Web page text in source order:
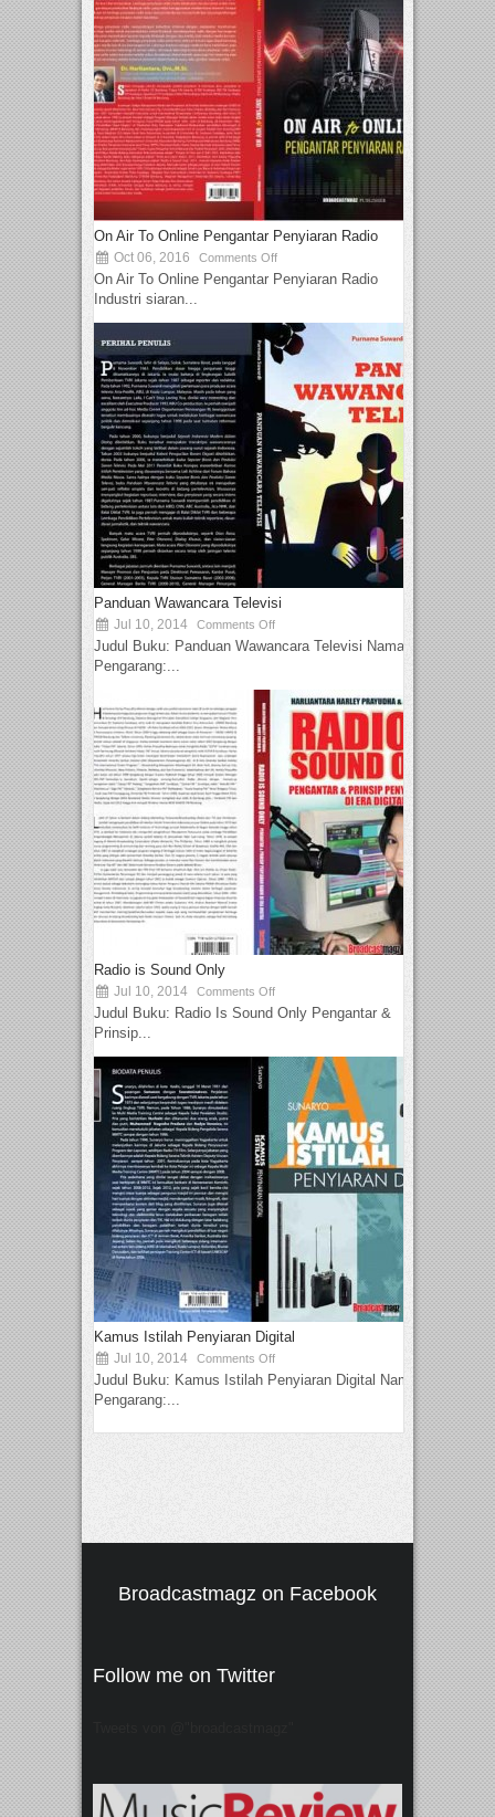
On Air To Online Pengantar Penyiaran Radio
Oct 06, 2016 Comments Off
On Air To Online Pengantar Penyiaran Radio
Industri siaran...
Panduan Wawancara Televisi
Jul 10, 2014 Comments Off
Judul Buku: Panduan Wawancara Televisi Nama
Pengarang:...
Radio is Sound Only
Jul 10, 2014 Comments Off
Judul Buku: Radio Is Sound Only Pengantar &
Prinsip...
Kamus Istilah Penyiaran Digital
Jul 10, 2014 Comments Off
Judul Buku: Kamus Istilah Penyiaran Digital Nama
Pengarang:...
Broadcastmagz on Facebook
Follow me on Twitter